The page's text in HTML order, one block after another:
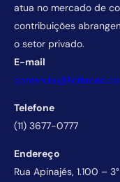
atua no mercado de
contribuições
o setor privado.
E-mail
Telefone
(11) 3677-0777
Endereço
Rua Apinajés, 1.100 –